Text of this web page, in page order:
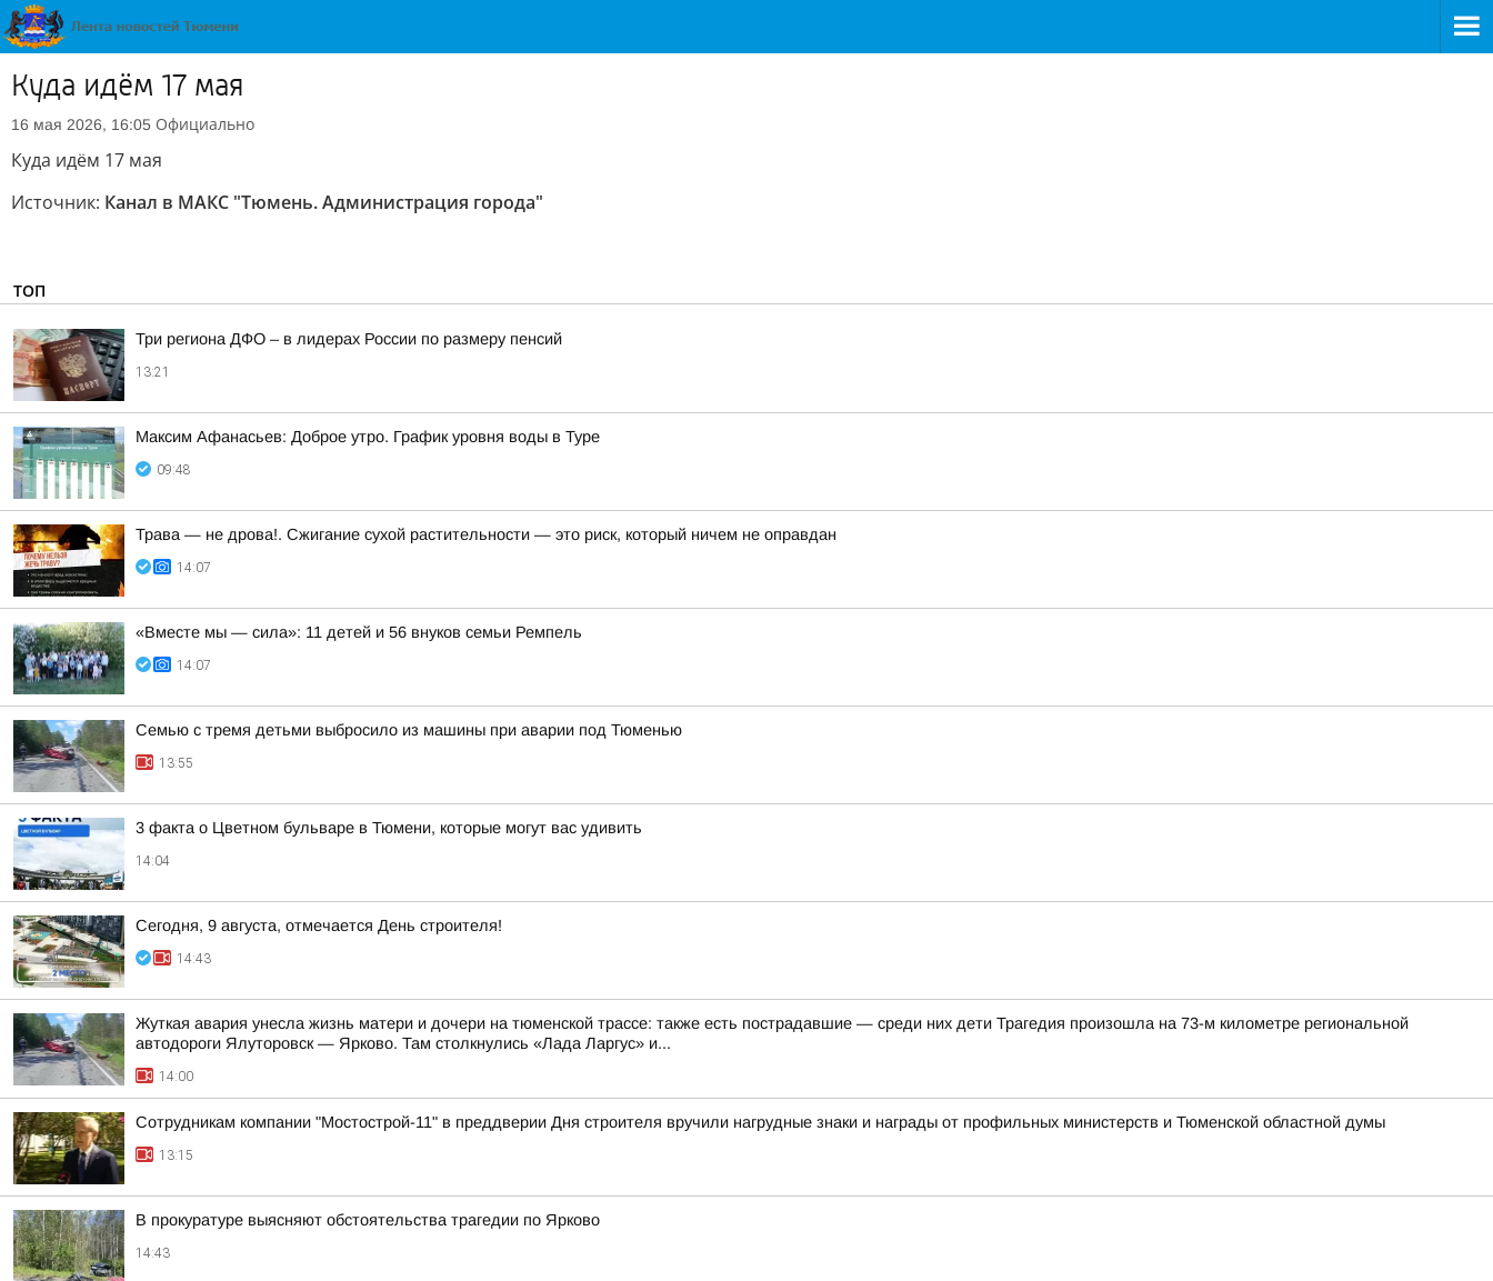
Куда идём 17 мая
16 мая 2026, 16:05 Официально
Куда идём 17 мая
Источник: Канал в МАКС "Тюмень. Администрация города"
ТОП
Три региона ДФО – в лидерах России по размеру пенсий
13:21
Максим Афанасьев: Доброе утро. График уровня воды в Туре
09:48
Трава — не дрова!. Сжигание сухой растительности — это риск, который ничем не оправдан
14:07
«Вместе мы — сила»: 11 детей и 56 внуков семьи Ремпель
14:07
Семью с тремя детьми выбросило из машины при аварии под Тюменью
13:55
3 факта о Цветном бульваре в Тюмени, которые могут вас удивить
14:04
Сегодня, 9 августа, отмечается День строителя!
14:43
Жуткая авария унесла жизнь матери и дочери на тюменской трассе: также есть пострадавшие — среди них дети Трагедия произошла на 73-м километре региональной
автодороги Ялуторовск — Ярково. Там столкнулись «Лада Ларгус» и...
14:00
Сотрудникам компании "Мостострой-11" в преддверии Дня строителя вручили нагрудные знаки и награды от профильных министерств и Тюменской областной думы
13:15
В прокуратуре выясняют обстоятельства трагедии по Ярково
14:43